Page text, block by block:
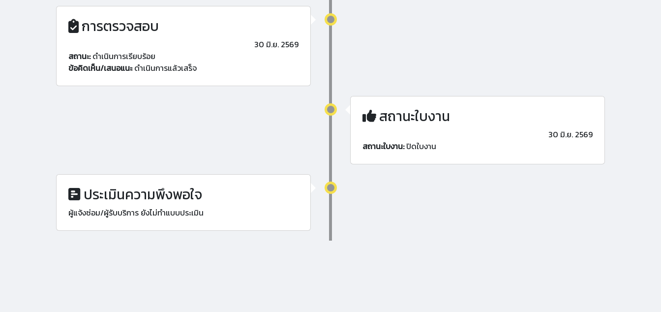
การตรวจสอบ
30 มิ.ย. 2569
สถานะ:ดำเนินการเรียบร้อย
ข้อคิดเห็น/เสนอแนะดำเนินการแล้วเสร็จ
สถานะใบงาน
30 มิ.ย. 2569
สถานะใบงาน:ปิดใบงาน
ประเมินความพึงพอใจ
ผู้แจ้งซ่อม/ผู้รับบริการ ยังไม่ทำแบบประเมิน